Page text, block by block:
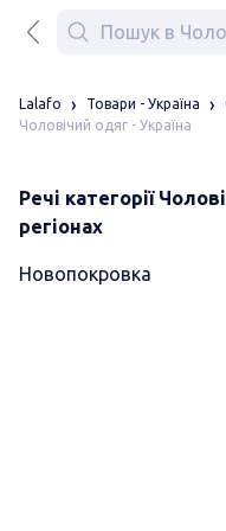
Lalafo Товари - Україна
Чоловічий одяг - Україна
Речі категорії
регіонах
Новопокровка